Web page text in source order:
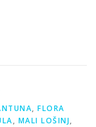
, FLORA
, MALI LOŠINJ,